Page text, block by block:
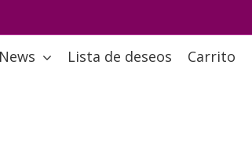
News Lista de deseos Carrito